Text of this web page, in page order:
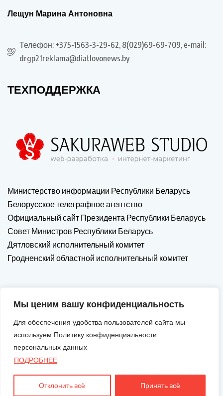
Мы ценим вашу конфиденциальность
Для обеспечения удобства пользователей сайта мы
используем Политику конфиденциальности
персональных данных
ПОДРОБНЕЕ
Отклонить всё Принять всё
Лещун Марина Антоновна
Телефон: +375-1563-3-29-62, 8(029)69-69-709, e-mail:
drgp21reklama@diatlovonews.by
ТЕХПОДДЕРЖКА
Министерство информации Республики Беларусь
Белорусское телеграфное агентство
Официальный сайт Президента Республики Беларусь
Совет Министров Республики Беларусь
Дятловский исполнительный комитет
Гродненский областной исполнительный комитет
Авторские Права © 2026. Все Права Защищены.